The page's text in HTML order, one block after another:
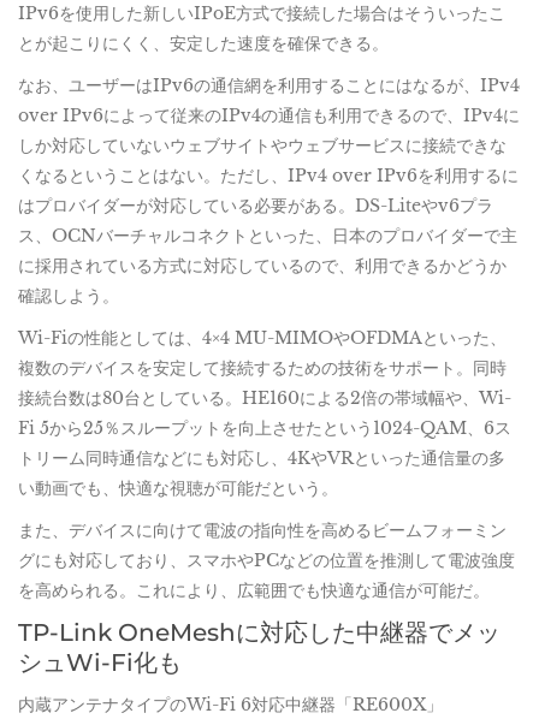
IPv6を使用した新しいIPoE方式で接続した場合はそういったこ
とが起こりにくく、安定した速度を確保できる。
なお、ユーザーはIPv6の通信網を利用することにはなるが、IPv4
over IPv6によって従来のIPv4の通信も利用できるので、IPv4に
しか対応していないウェブサイトやウェブサービスに接続できな
くなるということはない。ただし、IPv4 over IPv6を利用するに
はプロバイダーが対応している必要がある。DS-Liteやv6プラ
ス、OCNバーチャルコネクトといった、日本のプロバイダーで主
に採用されている方式に対応しているので、利用できるかどうか
確認しよう。
Wi-Fiの性能としては、4×4 MU-MIMOやOFDMAといった、
複数のデバイスを安定して接続するための技術をサポート。同時
接続台数は80台としている。HE160による2倍の帯域幅や、Wi-
Fi 5から25％スループットを向上させたという1024-QAM、6ス
トリーム同時通信などにも対応し、4KやVRといった通信量の多
い動画でも、快適な視聴が可能だという。
また、デバイスに向けて電波の指向性を高めるビームフォーミン
グにも対応しており、スマホやPCなどの位置を推測して電波強度
を高められる。これにより、広範囲でも快適な通信が可能だ。
TP-Link OneMeshに対応した中継器でメッ
シュWi-Fi化も
内蔵アンテナタイプのWi-Fi 6対応中継器「RE600X」